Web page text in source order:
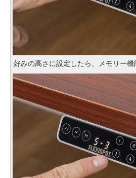
好みの高さに設定したら、メモリー